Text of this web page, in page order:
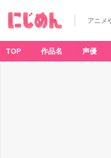
1
巻
特
アニメ
TOP 作品名 声優